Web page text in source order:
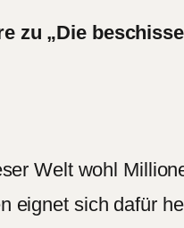
zu „Die
Welt wohl
eignet sich dafür